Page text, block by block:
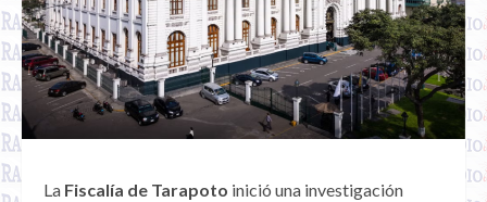
La Fiscalía de Tarapoto inició una investigación